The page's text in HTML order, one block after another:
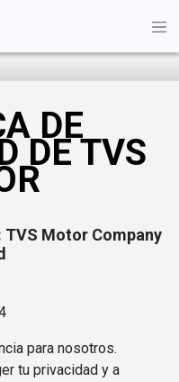
DE
DE TVS
Motor Company
para nosotros.
tu privacidad y a